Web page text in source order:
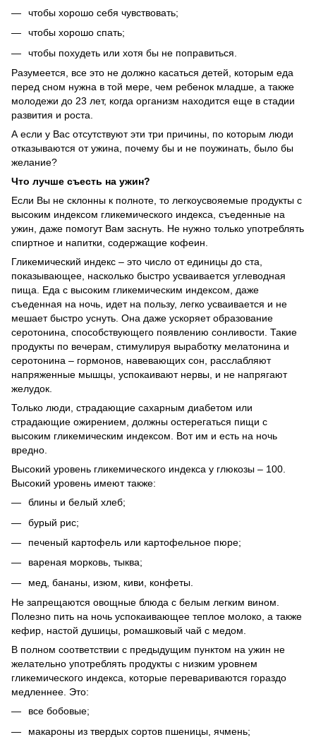
чтобы хорошо себя чувствовать;
чтобы хорошо спать;
чтобы похудеть или хотя бы не поправиться.
Разумеется, все это не должно касаться детей, которым еда
перед сном нужна в той мере, чем ребенок младше, а также
молодежи до 23 лет, когда организм находится еще в стадии
развития и роста.
А если у Вас отсутствуют эти три причины, по которым люди
отказываются от ужина, почему бы и не поужинать, было бы
желание?
Что лучше съесть на ужин?
Если Вы не склонны к полноте, то легкоусвояемые продукты с
высоким индексом гликемического индекса, съеденные на
ужин, даже помогут Вам заснуть. Не нужно только употреблять
спиртное и напитки, содержащие кофеин.
Гликемический индекс – это число от единицы до ста,
показывающее, насколько быстро усваивается углеводная
пища. Еда с высоким гликемическим индексом, даже
съеденная на ночь, идет на пользу, легко усваивается и не
мешает быстро уснуть. Она даже ускоряет образование
серотонина, способствующего появлению сонливости. Такие
продукты по вечерам, стимулируя выработку мелатонина и
серотонина – гормонов, навевающих сон, расслабляют
напряженные мышцы, успокаивают нервы, и не напрягают
желудок.
Только люди, страдающие сахарным диабетом или
страдающие ожирением, должны остерегаться пищи с
высоким гликемическим индексом. Вот им и есть на ночь
вредно.
Высокий уровень гликемического индекса у глюкозы – 100.
Высокий уровень имеют также:
блины и белый хлеб;
бурый рис;
печеный картофель или картофельное пюре;
вареная морковь, тыква;
мед, бананы, изюм, киви, конфеты.
Не запрещаются овощные блюда с белым легким вином.
Полезно пить на ночь успокаивающее теплое молоко, а также
кефир, настой душицы, ромашковый чай с медом.
В полном соответствии с предыдущим пунктом на ужин не
желательно употреблять продукты с низким уровнем
гликемического индекса, которые перевариваются гораздо
медленнее. Это:
все бобовые;
макароны из твердых сортов пшеницы, ячмень;